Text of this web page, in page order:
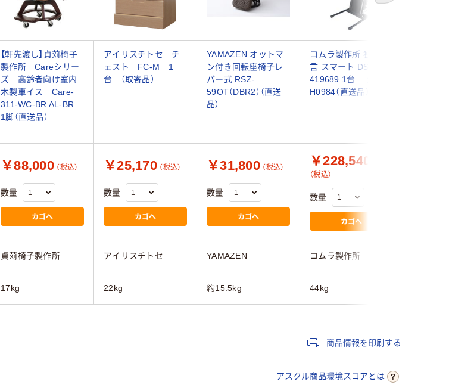
【軒先渡し】貞苅椅子
製作所 Careシリー
ズ 高齢者向け室内
木製車イス Care-
311-WC-BR AL-BR
1脚（直送品）
アイリスチトセ チ
ェスト FC-M 1
台 （取寄品）
YAMAZEN オットマ
ン付き回転座椅子レ
バー式 RSZ-
59OT（DBR2）（直送
品）
コムラ製作所 独立宣
言 スマート DSSM
419689 1台 介援隊
H0984（直送品）
￥88,000 （税込）
数量
カゴへ
￥25,170 （税込）
数量
カゴへ
￥31,800 （税込）
数量
カゴへ
￥228,540
（税込）
数量
カゴへ
貞苅椅子製作所 アイリスチトセ YAMAZEN コムラ製作所
17kg 22kg 約15.5kg 44kg
商品情報を印刷する
アスクル商品環境スコアとは